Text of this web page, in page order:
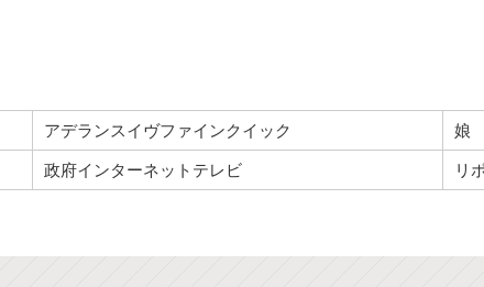
アデランスイヴファインクイック
娘
政府インターネットテレビ リ